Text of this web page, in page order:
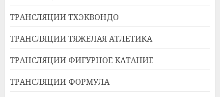
ТРАНСЛЯЦИИ ТХЭКВОНДО
ТРАНСЛЯЦИИ ТЯЖЕЛАЯ АТЛЕТИКА
ТРАНСЛЯЦИИ ФИГУРНОЕ КАТАНИЕ
ТРАНСЛЯЦИИ ФОРМУЛА